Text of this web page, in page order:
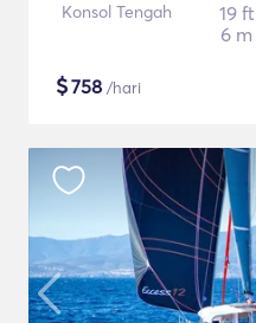
Konsol Tengah
19 ft
6 m
$758 /hari